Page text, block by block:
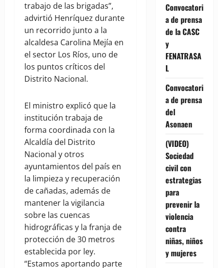
trabajo de las brigadas”,
advirtió Henríquez durante
un recorrido junto a la
alcaldesa Carolina Mejía en
el sector Los Ríos, uno de
los puntos críticos del
Distrito Nacional.
El ministro explicó que la
institución trabaja de
forma coordinada con la
Alcaldía del Distrito
Nacional y otros
ayuntamientos del país en
la limpieza y recuperación
de cañadas, además de
mantener la vigilancia
sobre las cuencas
hidrográficas y la franja de
protección de 30 metros
establecida por ley.
“Estamos aportando parte
Convocatori
a de prensa
de la CASC
y
FENATRASA
L
Convocatori
a de prensa
del
Asonaen
(VIDEO)
Sociedad
civil con
estrategias
para
prevenir la
violencia
contra
niñas, niños
y mujeres